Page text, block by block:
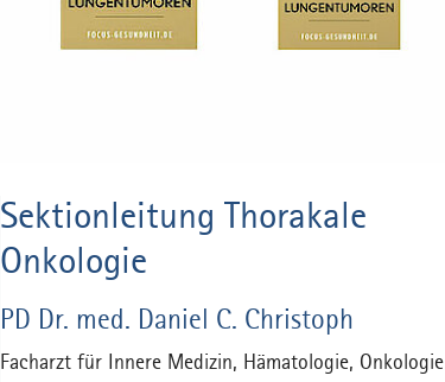
Sektionleitung Thorakale
Onkologie
PD Dr. med. Daniel C. Christoph
Facharzt für Innere Medizin, Hämatologie, Onkologie